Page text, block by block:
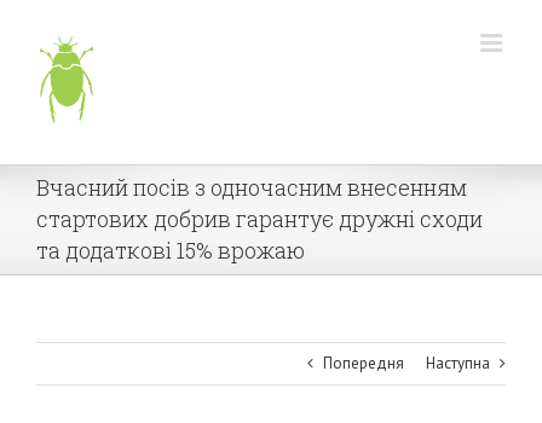
content
Вчасний посів з одночасним внесенням
стартових добрив гарантує дружні сходи
та додаткові 15% врожаю
Попередня Наступна